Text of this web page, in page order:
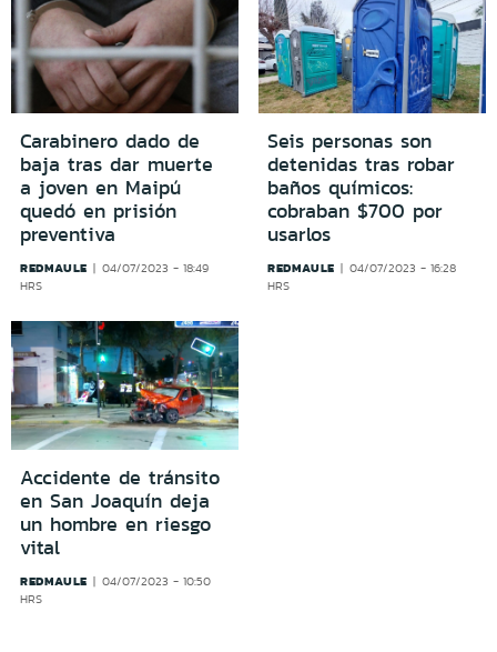
Carabinero dado de
baja tras dar muerte
a joven en Maipú
quedó en prisión
preventiva
REDMAULE
04/07/2023 - 18:49
HRS
Seis personas son
detenidas tras robar
baños químicos:
cobraban $700 por
usarlos
REDMAULE
04/07/2023 - 16:28
HRS
Accidente de tránsito
en San Joaquín deja
un hombre en riesgo
vital
REDMAULE
04/07/2023 - 10:50
HRS